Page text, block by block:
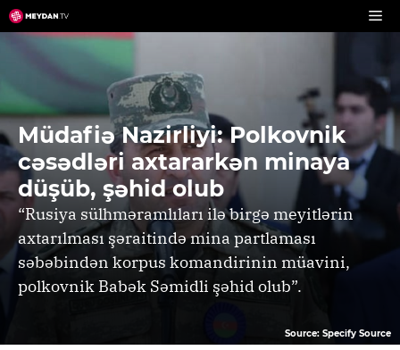
Skip
to
content
Müdafiə Nazirliyi: Polkovnik
cəsədləri axtararkən minaya
düşüb, şəhid olub
“Rusiya sülhməramlıları ilə birgə meyitlərin
axtarılması şəraitində mina partlaması
səbəbindən korpus komandirinin müavini,
polkovnik Babək Səmidli şəhid olub”.
Source: Specify Source